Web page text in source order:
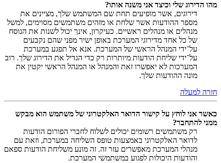
מהו הדירוג שלי וכיצד אני משנה אותו?
דירוגים, אשר מופיעים תחת שם המשתמש שלך, מציינים את
מספר ההודעות אשר שלחת או מזהים משתמשים מסוימים, למשל
מנהלים או מנהלים ראשיים. כעיקרון, אינך יכול לשנות את הנוסח
של כל אחד מדירוגי המערכת באופן ישיר מפני שהם נקבעים
על־ידי המנהל הראשי של המערכת. אנא אל תפגע במערכת
על־ידי שליחת הודעות מיותרות רק כדי הגדיל את הדירוג שלך. רוב
המערכות לא יאפשרו זאת והמנהל או המנהל הראשי יקטין את
מונה ההודעות שלך.
חזרה למעלה
כאשר אני לוחץ על קישור הדואר האלקטרוני של משתמש הוא מבקש
ממני להתחבר?
רק משתמשים רשומים יכולים לשלוח לחברי הפורום הודעות
לדואר האלקטרוני באמצעות טופס השליחה במערכת, וזאת עם
מנהלי המערכת מאפשרים עזר זה. זה מונע משליחת הודעות ספאם
והודעות היכולות לפגוע במשתמשי המערכת.